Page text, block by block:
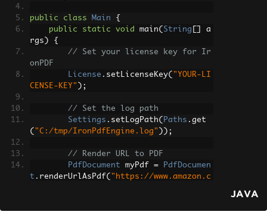
public class Main
{
public
static void main( String
a
rgs )
{
// Set your license key for Ir
onPDF
License . setLicenseKey( "YOUR-LI
CENSE-KEY" );
// Set the log path
Settings . setLogPath( Paths . get
( "C:/tmp/IronPdfEngine.log" ));
// Render URL to PDF
PdfDocument myPdf =
PdfDocumen
t . renderUrlAsPdf( "https://www.amazon.c
try
{
JAVA